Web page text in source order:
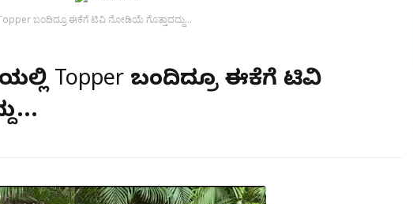
ಬಂದಿದ್ರೂ ಈಕೆಗೆ ಟಿವಿ ನೋಡಿಯೆ ಗೊತ್ತಾದದ್ದು...
ಯಲ್ಲಿ Topper ಬಂದಿದ್ರೂ ಈಕೆಗೆ ಟಿವಿ